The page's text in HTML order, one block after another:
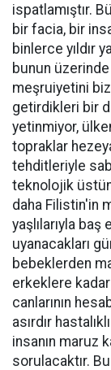
ispatlamıştır.
bir facia, bir
binlerce yıldır
bunun
meşruiyetini
getirdikleri bir
yetinmiyor,
topraklar
tehditleriyle
teknolojik
daha Filistin'in
yaşlılarıyla
uyanacakları
bebeklerden
erkeklere
canlarının
asırdır
insanın maruz
sorulacaktır.